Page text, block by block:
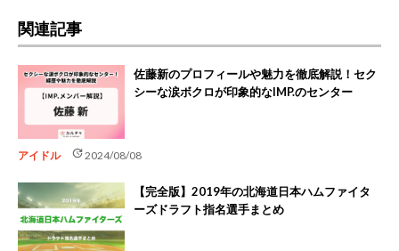
関連記事
佐藤新のプロフィールや魅力を徹底解説！セク
シーな涙ボクロが印象的なIMP.のセンター
アイドル update2024/08/08
【完全版】2019年の北海道日本ハムファイタ
ーズドラフト指名選手まとめ